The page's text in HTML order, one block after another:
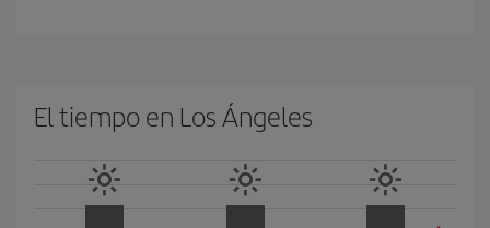
El tiempo en Los Ángeles